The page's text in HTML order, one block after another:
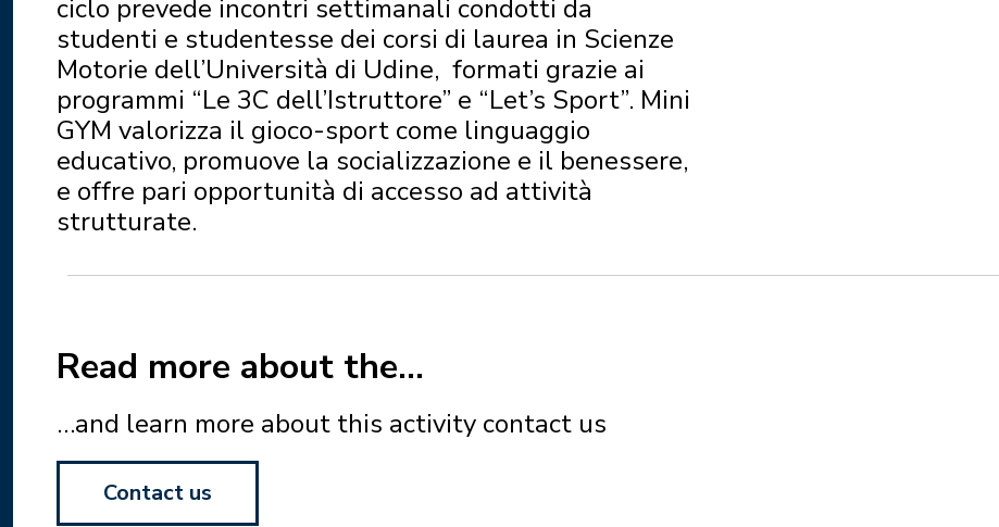
ciclo prevede incontri settimanali condotti da
studenti e studentesse dei corsi di laurea in Scienze
Motorie dell’Università di Udine, formati grazie ai
programmi “Le 3C dell’Istruttore” e “Let’s Sport”. Mini
GYM valorizza il gioco-sport come linguaggio
educativo, promuove la socializzazione e il benessere,
e offre pari opportunità di accesso ad attività
strutturate.
Read more about the…
…and learn more about this activity contact us
Contact us